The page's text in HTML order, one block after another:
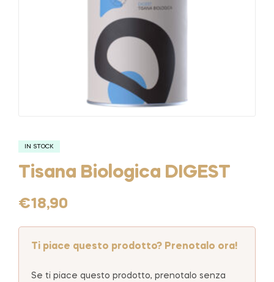
IN STOCK
Tisana Biologica DIGEST
€18,90
Ti piace questo prodotto? Prenotalo ora!
Se ti piace questo prodotto, prenotalo senza